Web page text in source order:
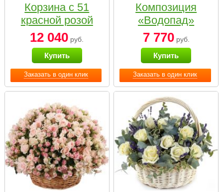
Заказать в один клик
Корзина с 51
красной розой
12 040 руб.
Купить
Заказать в один клик
Композиция
«Водопад»
7 770руб.
Купить